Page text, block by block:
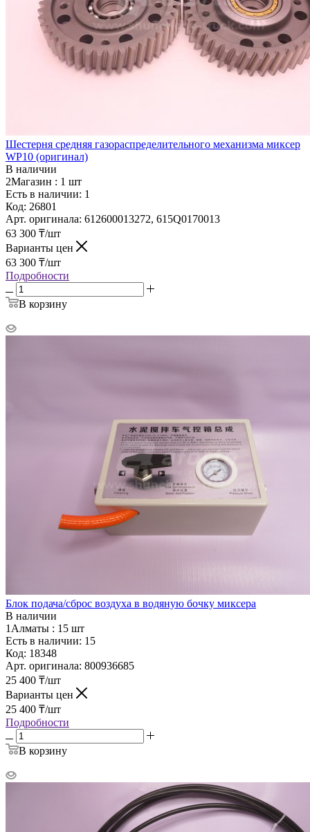
Шестерня средняя газораспределительного механизма миксер
WP10 (оригинал)
В наличии
2Магазин : 1 шт
Есть в наличии: 1
Код: 26801
Арт. оригинала: 612600013272, 615Q0170013
63 300 ₸/шт
Варианты цен
63 300 ₸/шт
Подробности
В корзину
Блок подача/сброс воздуха в водяную бочку миксера
В наличии
1Алматы : 15 шт
Есть в наличии: 15
Код: 18348
Арт. оригинала: 800936685
25 400 ₸/шт
Варианты цен
25 400 ₸/шт
Подробности
В корзину